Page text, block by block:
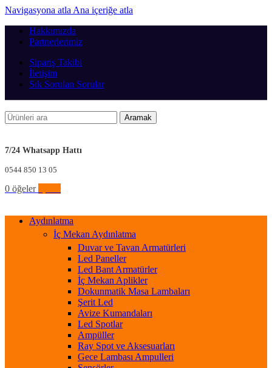
Navigasyona atla Ana içeriğe atla
Hakkımızda
Partnerlerimiz
Sipariş Takibi
İletişim
Sık Sorulan Sorular
Aramak
7/24 Whatsapp Hattı
0544 850 13 05
0 öğeler
Aydınlatma
İç Mekan Aydınlatma
Duvar ve Tavan Armatürleri
Led Paneller
Led Bant Armatürler
İç Mekan Aplikler
Dokunmatik Masa Lambaları
Şerit Led
Avize Kumandaları
Led Spotlar
Ampüller
Ray Spot ve Aksesuarları
Gece Lambası Ampulleri